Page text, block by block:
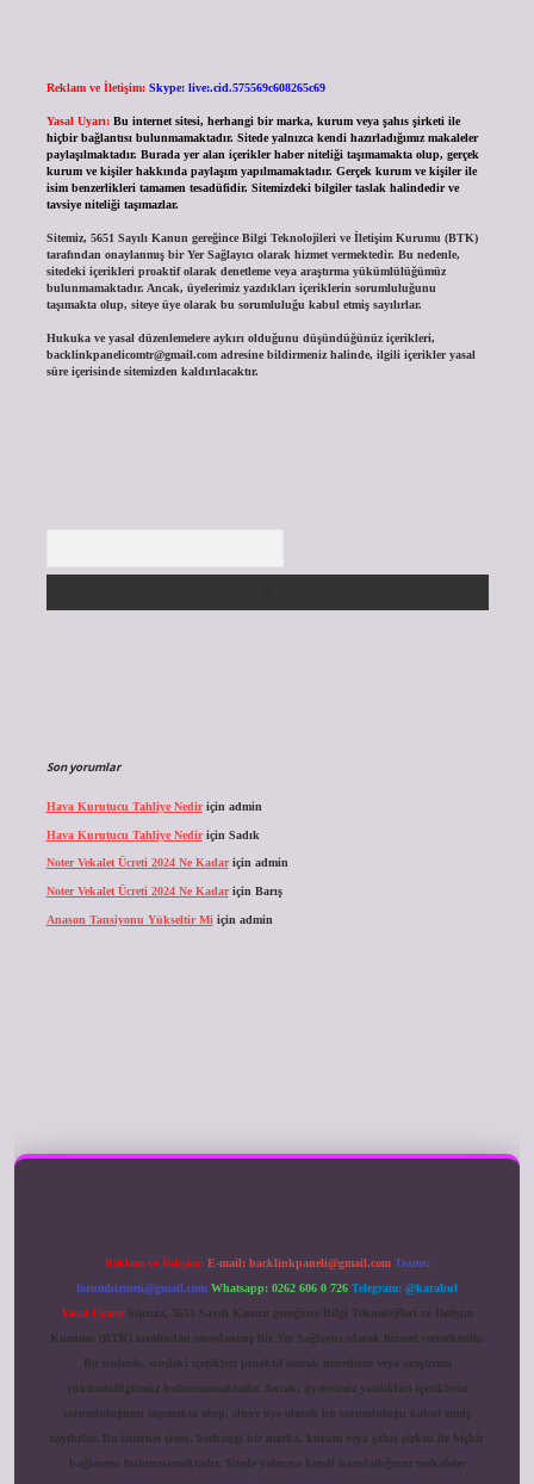
Reklam ve İletişim: Skype: live:.cid.575569c608265c69
Yasal Uyarı: Bu internet sitesi, herhangi bir marka, kurum veya şahıs şirketi ile
hiçbir bağlantısı bulunmamaktadır. Sitede yalnızca kendi hazırladığımız makaleler
paylaşılmaktadır. Burada yer alan içerikler haber niteliği taşımamakta olup, gerçek
kurum ve kişiler hakkında paylaşım yapılmamaktadır. Gerçek kurum ve kişiler ile
isim benzerlikleri tamamen tesadüfidir. Sitemizdeki bilgiler taslak halindedir ve
tavsiye niteliği taşımazlar.
Sitemiz, 5651 Sayılı Kanun gereğince Bilgi Teknolojileri ve İletişim Kurumu (BTK)
tarafından onaylanmış bir Yer Sağlayıcı olarak hizmet vermektedir. Bu nedenle,
sitedeki içerikleri proaktif olarak denetleme veya araştırma yükümlülüğümüz
bulunmamaktadır. Ancak, üyelerimiz yazdıkları içeriklerin sorumluluğunu
taşımakta olup, siteye üye olarak bu sorumluluğu kabul etmiş sayılırlar.
Hukuka ve yasal düzenlemelere aykırı olduğunu düşündüğünüz içerikleri,
backlinkpanelicomtr@gmail.comadresine bildirmeniz halinde, ilgili içerikler yasal
süre içerisinde sitemizden kaldırılacaktır.
Son yorumlar
Hava Kurutucu Tahliye Nediriçin admin
Hava Kurutucu Tahliye Nediriçin Sadık
Noter Vekalet Ücreti 2024 Ne Kadariçin admin
Noter Vekalet Ücreti 2024 Ne Kadariçin Barış
Anason Tansiyonu Yükseltir Mi için admin
Reklam ve İletişim: E-mail: backlinkpaneli@gmail.com Teams:
forumhizmeti@gmail.com Whatsapp: 0262 606 0 726 Telegram: @karabul
Yasal Uyarı: Sitemiz, 5651 Sayılı Kanun gereğince Bilgi Teknolojileri ve İletişim
Kurumu (BTK) tarafından onaylanmış bir Yer Sağlayıcı olarak hizmet vermektedir.
Bu nedenle, sitedeki içerikleri proaktif olarak denetleme veya araştırma
yükümlülüğümüz bulunmamaktadır. Ancak, üyelerimiz yazdıkları içeriklerin
sorumluluğunu taşımakta olup, siteye üye olarak bu sorumluluğu kabul etmiş
sayılırlar. Bu internet sitesi, herhangi bir marka, kurum veya şahıs şirketi ile hiçbir
bağlantısı bulunmamaktadır. Sitede yalnızca kendi hazırladığımız makaleler